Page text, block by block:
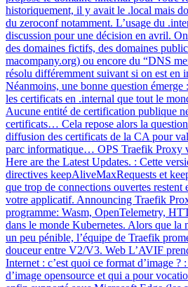
historiquement, il y avait le .local mais
du zeroconf notamment. L’usage du
discussion pour une décision en avril.
des domaines fictifs, des domaines
macompany.org) ou encore du “DNS
résolu différemment suivant si on est en
Néanmoins, une bonne question émerge
les certificats en .internal que tout le
Aucune entité de certification publique
certificats… Cela repose alors la
diffusion des certificats de la CA pour
parc informatique… OPS Traefik Proxy
Here are the Latest Updates. : Cette
directives keepAliveMaxRequests et
que trop de connections ouvertes
votre applicatif. Announcing Traefik
programme: Wasm, OpenTelemetry,
dans le monde Kubernetes. Alors que
un peu pénible, l’équipe de Traefik
douceur entre V2/V3. Web L’AVIF
Internet : c’est quoi ce format d’image
d’image opensource et qui a pour